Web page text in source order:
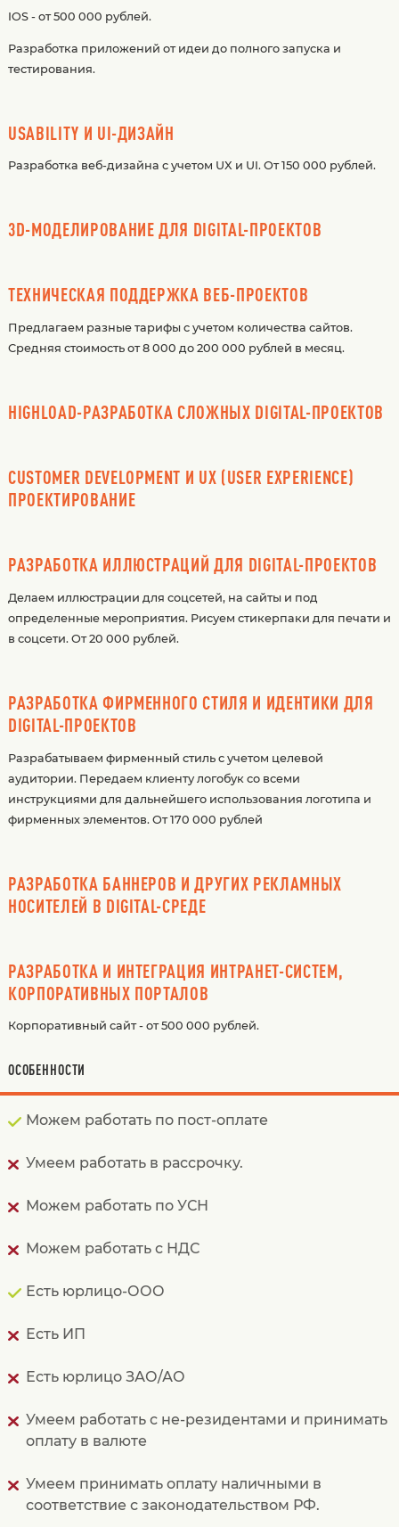
IOS - от 500 000 рублей.
Разработка приложений от идеи до полного запуска и
тестирования.
USABILITY И UI-ДИЗАЙН
Разработка веб-дизайна с учетом UX и UI. От 150 000 рублей.
3D-МОДЕЛИРОВАНИЕ ДЛЯ DIGITAL-ПРОЕКТОВ
ТЕХНИЧЕСКАЯ ПОДДЕРЖКА ВЕБ-ПРОЕКТОВ
Предлагаем разные тарифы с учетом количества сайтов.
Средняя стоимость от 8 000 до 200 000 рублей в месяц.
HIGHLOAD-РАЗРАБОТКА СЛОЖНЫХ DIGITAL-ПРОЕКТОВ
CUSTOMER DEVELOPMENT И UX (USER EXPERIENCE)
ПРОЕКТИРОВАНИЕ
РАЗРАБОТКА ИЛЛЮСТРАЦИЙ ДЛЯ DIGITAL-ПРОЕКТОВ
Делаем иллюстрации для соцсетей, на сайты и под
определенные мероприятия. Рисуем стикерпаки для печати и
в соцсети. От 20 000 рублей.
РАЗРАБОТКА ФИРМЕННОГО СТИЛЯ И ИДЕНТИКИ ДЛЯ
DIGITAL-ПРОЕКТОВ
Разрабатываем фирменный стиль с учетом целевой
аудитории. Передаем клиенту логобук со всеми
инструкциями для дальнейшего использования логотипа и
фирменных элементов. От 170 000 рублей
РАЗРАБОТКА БАННЕРОВ И ДРУГИХ РЕКЛАМНЫХ
НОСИТЕЛЕЙ В DIGITAL-СРЕДЕ
РАЗРАБОТКА И ИНТЕГРАЦИЯ ИНТРАНЕТ-СИСТЕМ,
КОРПОРАТИВНЫХ ПОРТАЛОВ
Корпоративный сайт - от 500 000 рублей.
ОСОБЕННОСТИ
Можем работать по пост-оплате
Умеем работать в рассрочку.
Можем работать по УСН
Можем работать с НДС
Есть юрлицо-ООО
Есть ИП
Есть юрлицо ЗАО/АО
Умеем работать с не-резидентами и принимать
оплату в валюте
Умеем принимать оплату наличными в
соответствие с законодательством РФ.